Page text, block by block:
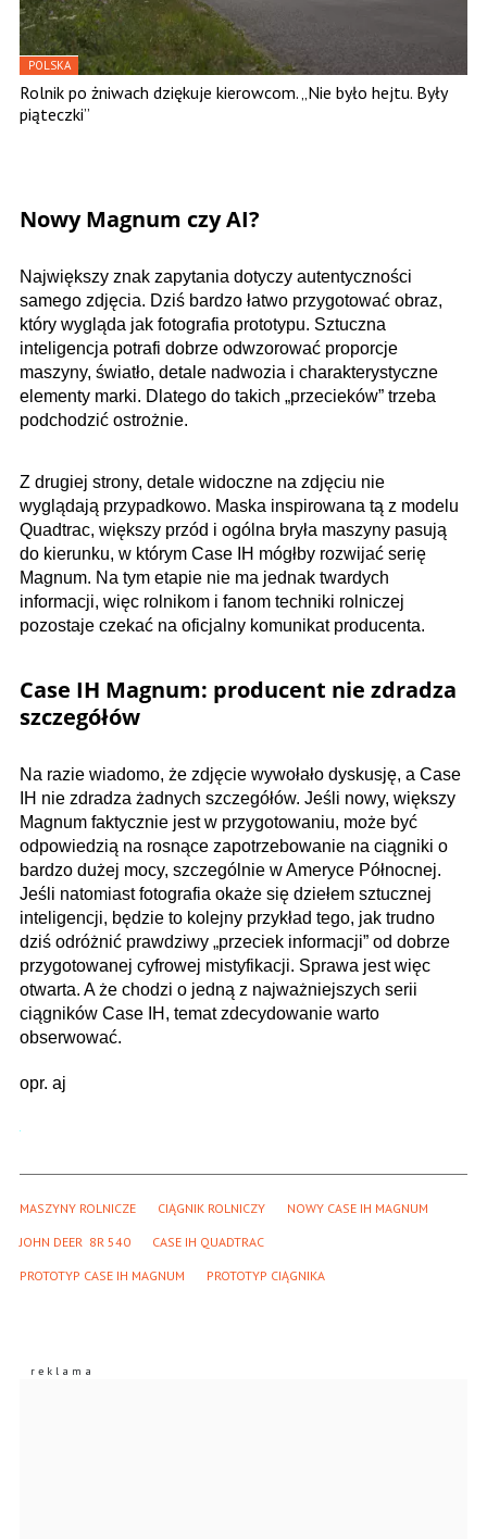
POLSKA
Rolnik po żniwach dziękuje kierowcom. „Nie było hejtu. Były
piąteczki”
Nowy Magnum czy AI?
Największy znak zapytania dotyczy autentyczności
samego zdjęcia. Dziś bardzo łatwo przygotować obraz,
który wygląda jak fotografia prototypu. Sztuczna
inteligencja potrafi dobrze odwzorować proporcje
maszyny, światło, detale nadwozia i charakterystyczne
elementy marki. Dlatego do takich „przecieków” trzeba
podchodzić ostrożnie.
Z drugiej strony, detale widoczne na zdjęciu nie
wyglądają przypadkowo. Maska inspirowana tą z modelu
Quadtrac, większy przód i ogólna bryła maszyny pasują
do kierunku, w którym Case IH mógłby rozwijać serię
Magnum. Na tym etapie nie ma jednak twardych
informacji, więc rolnikom i fanom techniki rolniczej
pozostaje czekać na oficjalny komunikat producenta.
Case IH Magnum: producent nie zdradza
szczegółów
Na razie wiadomo, że zdjęcie wywołało dyskusję, a Case
IH nie zdradza żadnych szczegółów. Jeśli nowy, większy
Magnum faktycznie jest w przygotowaniu, może być
odpowiedzią na rosnące zapotrzebowanie na ciągniki o
bardzo dużej mocy, szczególnie w Ameryce Północnej.
Jeśli natomiast fotografia okaże się dziełem sztucznej
inteligencji, będzie to kolejny przykład tego, jak trudno
dziś odróżnić prawdziwy „przeciek informacji” od dobrze
przygotowanej cyfrowej mistyfikacji. Sprawa jest więc
otwarta. A że chodzi o jedną z najważniejszych serii
ciągników Case IH, temat zdecydowanie warto
obserwować.
opr. aj
MASZYNY ROLNICZE CIĄGNIK ROLNICZY NOWY CASE IH MAGNUM
JOHN DEER  8R 540 CASE IH QUADTRAC
PROTOTYP CASE IH MAGNUM PROTOTYP CIĄGNIKA